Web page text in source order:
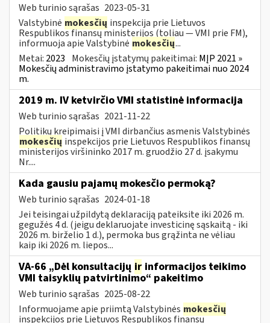
Web turinio sąrašas 2023-05-31
Valstybinė mokesčių inspekcija prie Lietuvos
Respublikos finansų ministerijos (toliau ― VMI prie FM),
informuoja apie Valstybinė mokesčių...
Metai: 2023 Mokesčių įstatymų pakeitimai: MĮP 2021 »
Mokesčių administravimo įstatymo pakeitimai nuo 2024
m.
2019 m. IV ketvirčio VMI statistinė informacija
Web turinio sąrašas 2021-11-22
Politikų kreipimaisi į VMI dirbančius asmenis Valstybinės
mokesčių inspekcijos prie Lietuvos Respublikos finansų
ministerijos viršininko 2017 m. gruodžio 27 d. įsakymu
Nr....
Kada gausiu pajamų mokesčio permoką?
Web turinio sąrašas 2024-01-18
Jei teisingai užpildytą deklaraciją pateiksite iki 2026 m.
gegužės 4 d. (jeigu deklaruojate investicinę sąskaitą - iki
2026 m. birželio 1 d.), permoka bus grąžinta ne vėliau
kaip iki 2026 m. liepos...
VA-66 „Dėl konsultacijų ir informacijos teikimo
VMI taisyklių patvirtinimo“ pakeitimo
Web turinio sąrašas 2025-08-22
Informuojame apie priimtą Valstybinės mokesčių
inspekcijos prie Lietuvos Respublikos finansų